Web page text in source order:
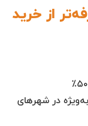
از خرید
در بسیاری از موارد، بازسازی خانه تا ۳۰٪ تا ۵۰٪
در شهرهای